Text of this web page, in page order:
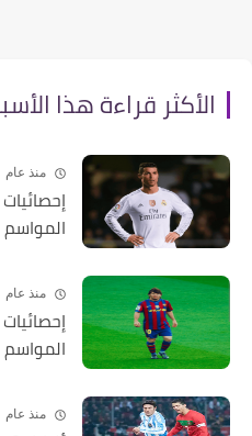
الأكثر قراءة هذا
منذ عام
المواسم
منذ عام
إحصائيات
المواسم
منذ عام